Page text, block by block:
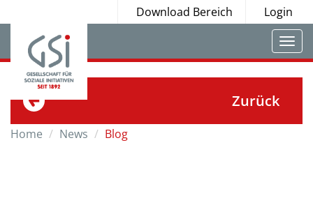
Download Bereich Login
Zurück
Home News Blog